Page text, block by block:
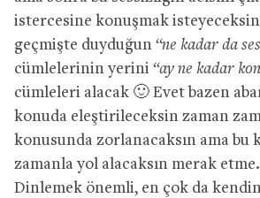
istercesine konuşmak
geçmişte duyduğun “ne kadar da
cümlelerinin yerini “ay ne kadar
cümleleri alacak 🙂 Evet bazen
konuda eleştirileceksin zaman
konusunda zorlanacaksın ama bu
zamanla yol alacaksın merak
Dinlemek önemli, en çok da